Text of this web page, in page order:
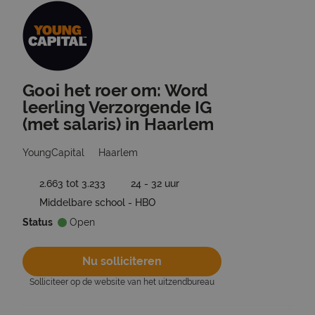
Ga terug naar vacatures
Gooi het roer om: Word
leerling Verzorgende IG
(met salaris) in Haarlem
YoungCapital Haarlem
2.663 tot 3.233
24 - 32 uur
Middelbare school - HBO
Status
Open
Nu solliciteren
Solliciteer op de website van het uitzendbureau